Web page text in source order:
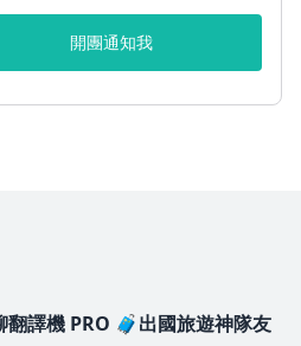
開團通知我
翻譯機 PRO 🧳出國旅遊神隊友